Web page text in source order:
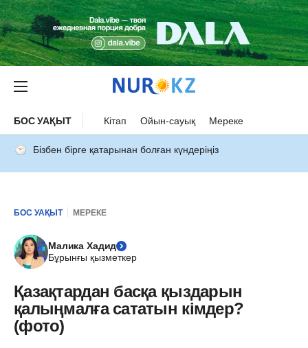
БОС УАҚЫТ Кітап Ойын-сауық Мереке
Бізбен бірге қатарынан болған күндеріңіз
БОС УАҚЫТ МЕРЕКЕ
Малика Хадид
Бұрынғы қызметкер
Қазақтардан басқа қыздарын
қалыңмалға сататын кімдер?
(фото)